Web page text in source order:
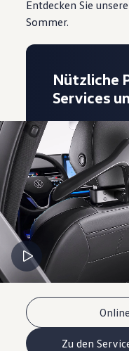
Entdecken Sie
Sommer.
Zu den
Nützliche
Services